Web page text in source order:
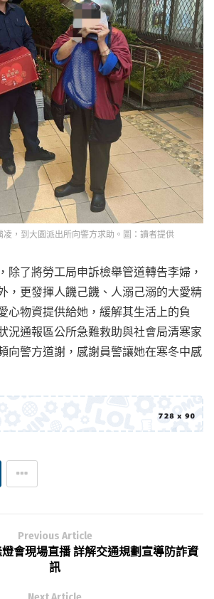
凌，到大園派出所向警方求助。圖：讀者提供
除了將勞工局申訴檢舉管道轉告李婦，
，更發揮人饑己饑、人溺己溺的大愛精
心物資提供給她，緩解其生活上的負
況通報區公所急難救助與社會局清寒家
向警方道謝，感謝員警讓她在寒冬中感
Previous Article
會現場直播 詳解交通規劃宣導防詐資
訊